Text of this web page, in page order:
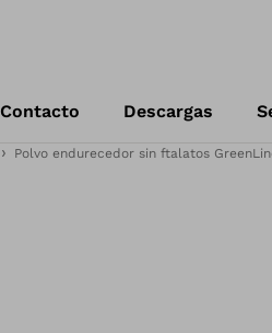
Contacto Descargas
Polvo endurecedor sin ftalatos